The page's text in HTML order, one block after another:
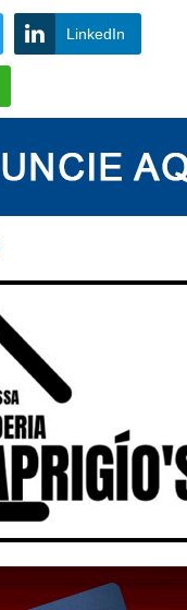
LinkedIn